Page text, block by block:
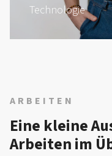
Technologie
ARBEITEN
Eine kleine
Arbeiten im